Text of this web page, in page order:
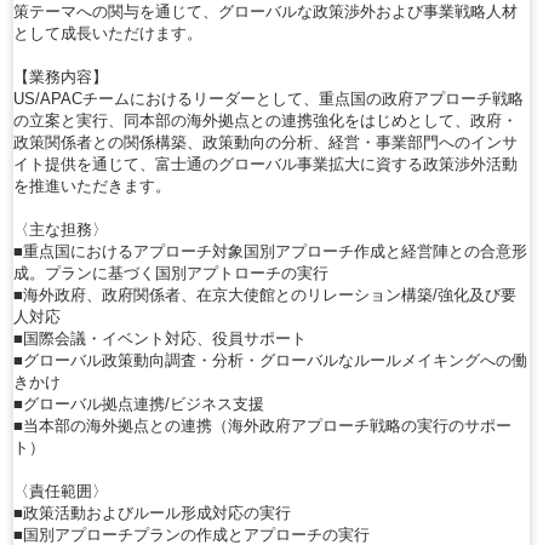
策テーマへの関与を通じて、グローバルな政策渉外および事業戦略人材
として成長いただけます。
【業務内容】
US/APACチームにおけるリーダーとして、重点国の政府アプローチ戦略
の立案と実行、同本部の海外拠点との連携強化をはじめとして、政府・
政策関係者との関係構築、政策動向の分析、経営・事業部門へのインサ
イト提供を通じて、富士通のグローバル事業拡大に資する政策渉外活動
を推進いただきます。
〈主な担務〉
■重点国におけるアプローチ対象国別アプローチ作成と経営陣との合意形
成。プランに基づく国別アプトローチの実行
■海外政府、政府関係者、在京大使館とのリレーション構築/強化及び要
人対応
■国際会議・イベント対応、役員サポート
■グローバル政策動向調査・分析・グローバルなルールメイキングへの働
きかけ
■グローバル拠点連携/ビジネス支援
■当本部の海外拠点との連携（海外政府アプローチ戦略の実行のサポー
ト）
〈責任範囲〉
■政策活動およびルール形成対応の実行
■国別アプローチプランの作成とアプローチの実行